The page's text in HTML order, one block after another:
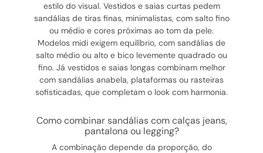
estilo do visual. Vestidos e saias curtas pedem
sandálias de tiras finas, minimalistas, com salto fino
ou médio e cores próximas ao tom da pele.
Modelos midi exigem equilíbrio, com sandálias de
salto médio ou alto e bico levemente quadrado ou
fino. Já vestidos e saias longas combinam melhor
com sandálias anabela, plataformas ou rasteiras
sofisticadas, que completam o look com harmonia.
como combinar sandálias com calças jeans,
pantalona ou legging?
A combinação depende da proporção, do